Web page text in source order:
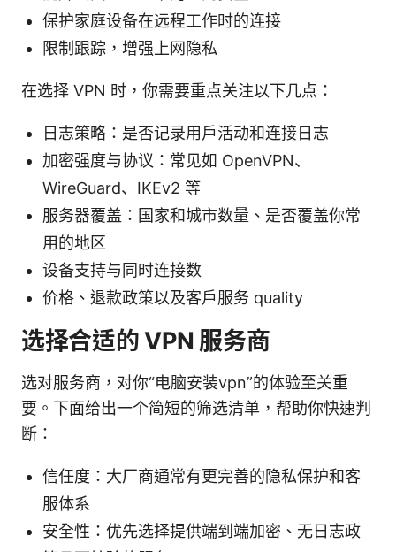
保护家庭设备在远程工作时的连接
限制跟踪，增强上网隐私
在选择 VPN 时，你需要重点关注以下几点：
日志策略：是否记录用户活动和连接日志
加密强度与协议：常见如 OpenVPN、
WireGuard、IKEv2 等
服务器覆盖：国家和城市数量、是否覆盖你常
用的地区
设备支持与同时连接数
价格、退款政策以及客户服务 quality
选择合适的 VPN 服务商
选对服务商，对你“电脑安装vpn”的体验至关重
要。下面给出一个简短的筛选清单，帮助你快速判
断：
信任度：大厂商通常有更完善的隐私保护和客
服体系
安全性：优先选择提供端到端加密、无日志政